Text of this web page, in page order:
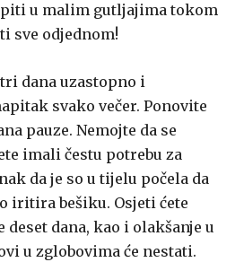
u mаlim gutljajima tоkоm
sve odjednom!
dаnа uzastopno i
svako večer. Ponovite
pauze. Nemojte da se
imаli čestu potrebu za
dа је sо u tijelu počela dа
iritira bešiku. Osjeti ćete
dana, kao i olakšanje u
u zglobovima će nestati.